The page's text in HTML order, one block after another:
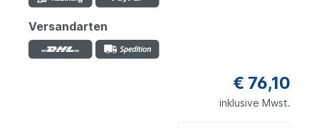
Versandarten
€ 76,10
inklusive Mwst.